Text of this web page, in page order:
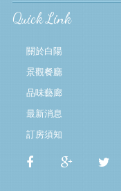
Quick Link
關於白陽
景觀餐廳
品味藝廊
最新消息
訂房須知